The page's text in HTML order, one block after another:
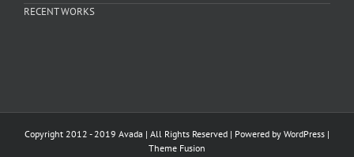
RECENT WORKS
Copyright 2012 - 2019 Avada | All Rights Reserved | Powered by WordPress |
Theme Fusion